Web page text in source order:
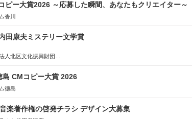
ピー大賞2026 ～応募した瞬間、あなたもクリエイター～
香川
田康夫ミステリー文学賞
人北区文化振興財団
業之日本社
島 CMコピー大賞 2026
徳島
楽著作権の啓発チラシ デザイン大募集